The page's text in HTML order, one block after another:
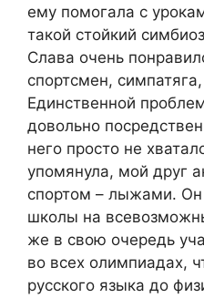
ему помогала с
такой стойкий
Слава очень
спортсмен,
Единственной
довольно
него просто не
упомянула, мой друг
спортом – лыжами. Он
школы на
же в свою очередь
во всех олимпиадах,
русского языка до